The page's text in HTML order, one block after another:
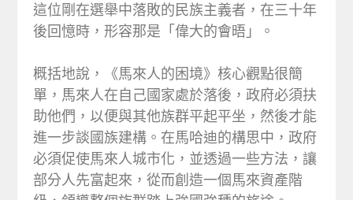
這位剛在選舉中落敗的民族主義者，在三十年
後回憶時，形容那是「偉大的會晤」。
概括地說，《馬來人的困境》核心觀點很簡
單，馬來人在自己國家處於落後，政府必須扶
助他們，以便與其他族群平起平坐，然後才能
進一步談國族建構。在馬哈迪的構思中，政府
必須促使馬來人城市化，並透過一些方法，讓
部分人先富起來，從而創造一個馬來資產階